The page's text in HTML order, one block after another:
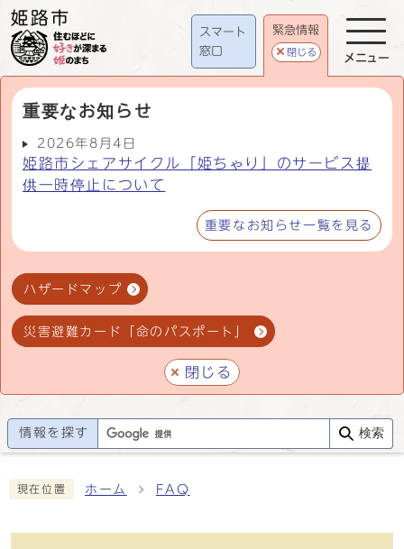
スマート
窓口
緊急情報
閉じる
重要なお知らせ
2026年8月4日
姫路市シェアサイクル「姫ちゃり」のサービス提
供一時停止について
重要なお知らせ一覧を見る
ハザードマップ
災害避難カード「命のパスポート」
閉じる
メニュー
情報を探す 検索
現在位置 ホーム FAQ